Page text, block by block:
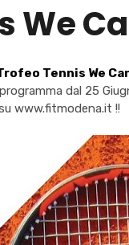
Tennis We
dal 25
www.fitmodena.it !!